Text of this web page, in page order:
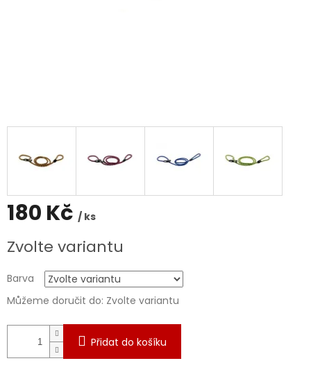
180 Kč / ks
cena:
Zvolte variantu
Barva
Můžeme doručit do: Zvolte variantu
Přidat do košíku